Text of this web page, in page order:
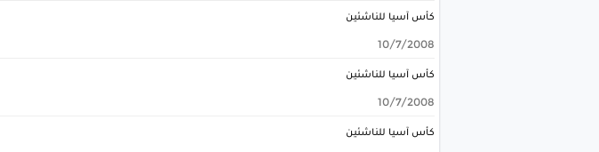
كأس آسيا للناشئين
10/7/2008
كأس آسيا للناشئين
10/7/2008
كأس آسيا للناشئين